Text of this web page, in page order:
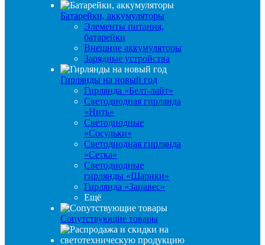
Батарейки, аккумуляторы
Элементы питания,
батарейки
Внешние аккумуляторы
Зарядные устройства
Гирлянды на новый год
Гирлянда «Белт-лайт»
Светодиодная гирлянда
«Нить»
Светодиодные
«Сосульки»
Светодиодная гирлянда
«Сетка»
Светодиодные
гирлянды «Шарики»
Гирлянда «Занавес»
Ещё
Сопутствующие товары